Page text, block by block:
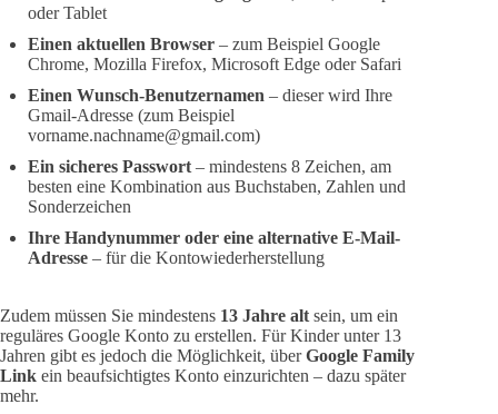
oder Tablet
Einen aktuellen Browser – zum Beispiel Google
Chrome, Mozilla Firefox, Microsoft Edge oder Safari
Einen Wunsch-Benutzernamen – dieser wird Ihre
Gmail-Adresse (zum Beispiel
vorname.nachname@gmail.com)
Ein sicheres Passwort – mindestens 8 Zeichen, am
besten eine Kombination aus Buchstaben, Zahlen und
Sonderzeichen
Ihre Handynummer oder eine alternative E-Mail-
Adresse – für die Kontowiederherstellung
Zudem müssen Sie mindestens 13 Jahre alt sein, um ein
reguläres Google Konto zu erstellen. Für Kinder unter 13
Jahren gibt es jedoch die Möglichkeit, überGoogle Family
Link ein beaufsichtigtes Konto einzurichten – dazu später
mehr.